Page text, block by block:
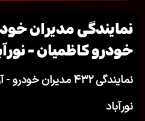
خودرو کاظمیان -
نمایندگی ۴۳۲ مدیران
نورآباد